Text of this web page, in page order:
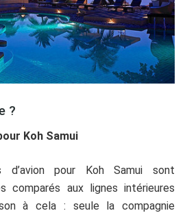
?
Koh Samui
pour Koh Samui sont
comparés aux lignes intérieures
à cela : seule la compagnie